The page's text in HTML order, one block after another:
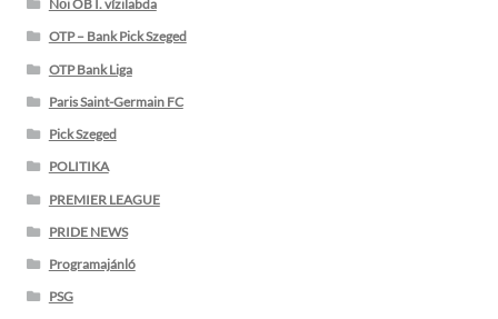
Női OB I. vízilabda
OTP – Bank Pick Szeged
OTP Bank Liga
Paris Saint-Germain FC
Pick Szeged
POLITIKA
PREMIER LEAGUE
PRIDE NEWS
Programajánló
PSG